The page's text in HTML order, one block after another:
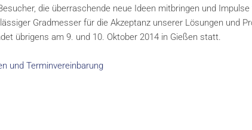
die überraschende neue Ideen mitbringen und
Gradmesser für die Akzeptanz unserer Lösungen und
übrigens am 9. und 10. Oktober 2014 in Gießen statt.
und Terminvereinbarung